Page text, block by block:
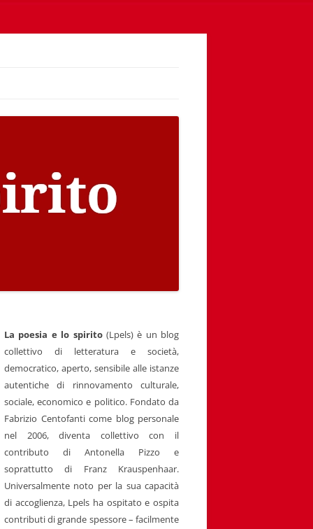
La poesia e lo spirito(Lpels) è un blog
collettivo di letteratura e società,
democratico, aperto, sensibile alle istanze
autentiche di rinnovamento culturale,
sociale, economico e politico. Fondato da
Fabrizio Centofanti come blog personale
nel 2006, diventa collettivo con il
contributo di Antonella Pizzo e
soprattutto di Franz Krauspenhaar.
Universalmente noto per la sua capacità
di accoglienza, Lpels ha ospitato e ospita
contributi di grande spessore – facilmente